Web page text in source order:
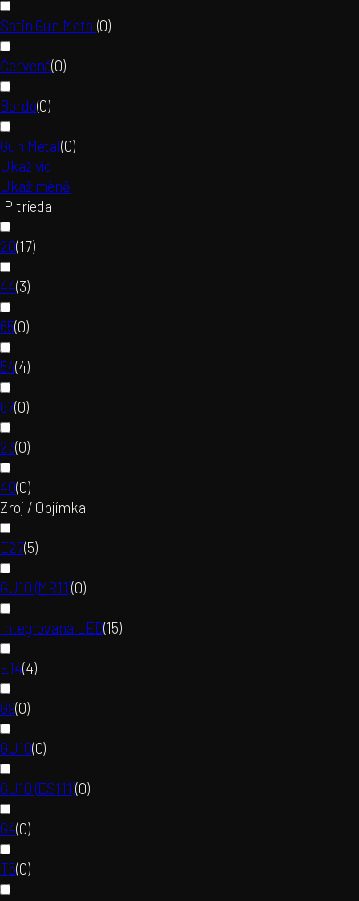
Satin Gun Metal(0)
Červená(0)
Bordó(0)
Gun Metal(0)
Ukaž víc
Ukaž méně
IP trieda
20(17)
44(3)
65(0)
54(4)
67(0)
23(0)
40(0)
Zroj / Objímka
E27(5)
GU10 (MR11)(0)
Integrovaná LED(15)
E14(4)
G9(0)
GU10(0)
GU10 (ES111)(0)
G4(0)
T5(0)